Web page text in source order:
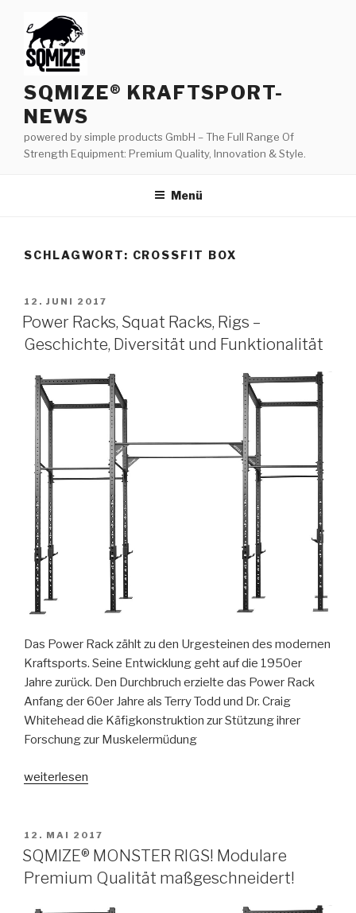
Inhalt
springen
SQMIZE® KRAFTSPORT-
NEWS
powered by simple products GmbH – The Full Range Of
Strength Equipment: Premium Quality, Innovation & Style.
Menü
SCHLAGWORT: CROSSFIT BOX
VERÖFFENTLICHT
AM
12. JUNI 2017
Power Racks, Squat Racks, Rigs –
Geschichte, Diversität und Funktionalität
Das Power Rack zählt zu den Urgesteinen des modernen
Kraftsports. Seine Entwicklung geht auf die 1950er
Jahre zurück. Den Durchbruch erzielte das Power Rack
Anfang der 60er Jahre als Terry Todd und Dr. Craig
Whitehead die Käfigkonstruktion zur Stützung ihrer
Forschung zur Muskelermüdung
„Power
Racks,
Rigs
–
Diversität
weiterlesen
VERÖFFENTLICHT
AM
12. MAI 2017
SQMIZE® MONSTER RIGS! Modulare
Premium Qualität maßgeschneidert!